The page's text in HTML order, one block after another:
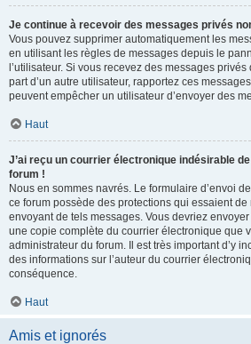
Je continue à recevoir des messages privés
Vous pouvez supprimer automatiquement les
en utilisant les règles de messages depuis le
l’utilisateur. Si vous recevez des messages
part d’un autre utilisateur, rapportez ces
peuvent empêcher un utilisateur d’envoyer des
Haut
J’ai reçu un courrier électronique indésirable
forum !
Nous en sommes navrés. Le formulaire d’envoi
ce forum possède des protections qui essaient
envoyant de tels messages. Vous devriez
une copie complète du courrier électronique que
administrateur du forum. Il est très important d’y
des informations sur l’auteur du courrier
conséquence.
Haut
Amis et ignorés